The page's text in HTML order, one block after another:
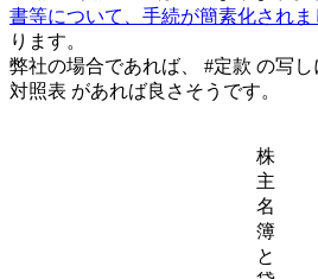
書等について、手続が簡素化されま
ります。
弊社の場合であれば、 #定款 の写
対照表 があれば良さそうです。
株
主
名
簿
と